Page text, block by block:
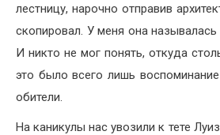
лестницу, нарочно отправив
скопировал. У меня она
И никто не мог понять, откуда
это было всего лишь
обители.
На каникулы нас увозили к тете